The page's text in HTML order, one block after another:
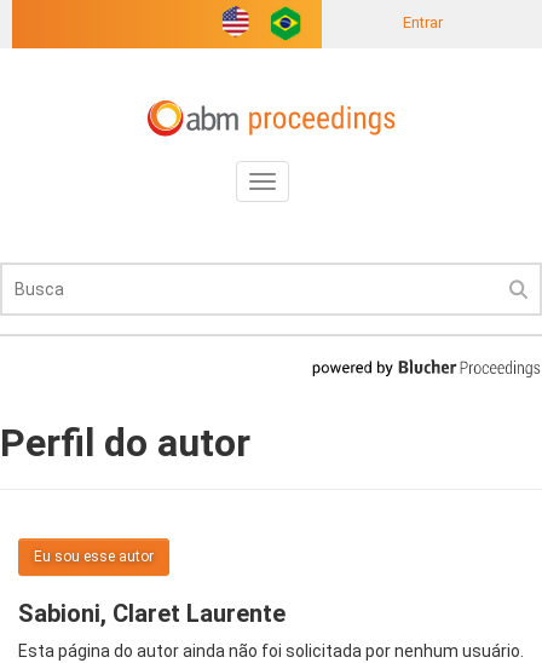
Entrar
Toggle
navigation
Perfil do autor
Eu sou esse autor
Sabioni, Claret Laurente
Esta página do autor ainda não foi solicitada por nenhum usuário.